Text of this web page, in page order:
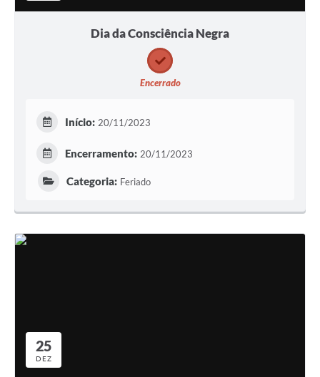
Dia da Consciência Negra
Encerrado
Início: 20/11/2023
Encerramento: 20/11/2023
Categoria: Feriado
25
DEZ